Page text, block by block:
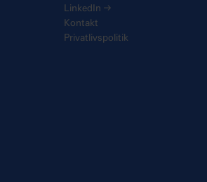
LinkedIn →
Kontakt
Privatlivspolitik